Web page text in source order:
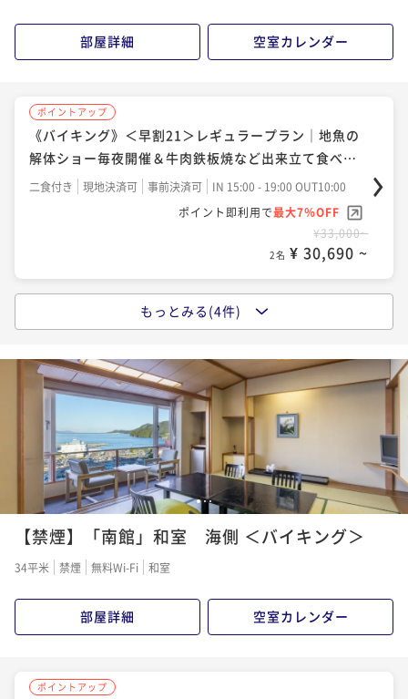
¥33,000~
2名 ¥ 30,690 ~
ポイントアップ
《バイキング》レギュラープラン｜地魚の解体ショー
毎夜開催＆牛肉の鉄板焼など出来立て食べ放題
二食付き 現地決済可 事前決済可
IN 15:00 - 19:00 OUT10:00
ポイント即利用で最大7％OFF
¥35,200~
2名 ¥ 32,736 ~
《バイキング》ウェルカムベビー特典付き｜ベビーグ
ッズ貸出｜子育てママ応援♪赤ちゃん・お子様歓迎！
二食付き 現地決済可 事前決済可
IN 15:00 - 19:30 OUT10:00
ポイント即利用で
最大7％OFF
ポイントアップ
《バイキング》松阪牛石板焼（A4等級／約80グラム）
付き
ポイント即利用で最大7％OFF
¥55,000~
部屋詳細 空室カレンダー
ポイントアップ
《バイキング》＜早割21＞レギュラープラン｜地魚の
解体ショー毎夜開催＆牛肉鉄板焼など出来立て食べ放
題
二食付き 現地決済可 事前決済可
IN 15:00 - 19:00 OUT10:00
ポイント即利用で最大7％OFF
¥33,000~
2名 ¥ 30,690 ~
《バイキング》ウェルカムベビー特典付き｜ベビーグ
ッズ貸出｜子育てママ応援♪赤ちゃん・お子様歓迎！
二食付き 現地決済可 事前決済可
IN 15:00 - 19:30 OUT10:00
ポイント即利用で 最大7％OFF
ポイントアップ
《バイキング》レギュラープラン｜地魚の解体ショー
毎夜開催＆牛肉の鉄板焼など出来立て食べ放題
ポイント即利用で最大7％OFF
¥35,200~
もっとみる(4件)
123
【禁煙】「南館」和室 海側 ＜バイキング＞
34平米 禁煙 無料Wi-Fi 和室
部屋詳細 空室カレンダー
ポイントアップ